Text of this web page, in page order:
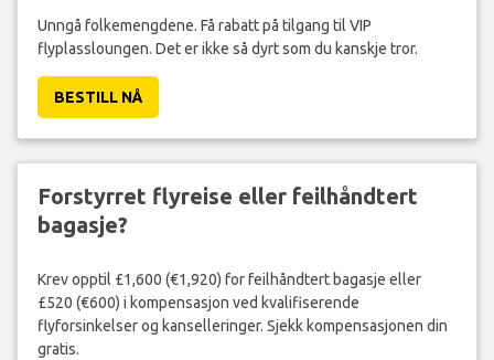
Unngå folkemengdene. Få rabatt på tilgang til VIP
flyplassloungen. Det er ikke så dyrt som du kanskje tror.
BESTILL NÅ
Forstyrret flyreise eller feilhåndtert
bagasje?
Krev opptil £1,600 (€1,920) for feilhåndtert bagasje eller
£520 (€600) i kompensasjon ved kvalifiserende
flyforsinkelser og kanselleringer. Sjekk kompensasjonen din
gratis.